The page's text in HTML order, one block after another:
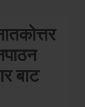
बाट